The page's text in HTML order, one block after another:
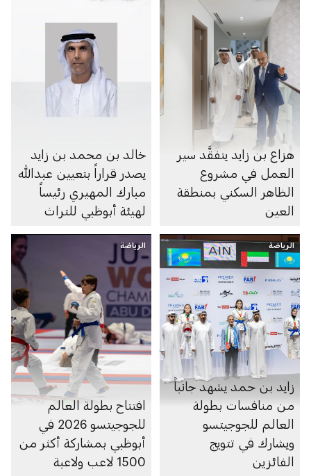
هزاع بن زايد يتفقَّد سير
العمل في مشروع
الظاهر السكني بمنطقة
العين
خالد بن محمد بن زايد
يصدر قراراً بتعيين عبدالله
مبارك المهيري رئيساً
لهيئة أبوظبي للتراث
الرياضة
زايد بن حمد يشهد جانباً
من منافسات بطولة
العالم للجوجيتسو
ويشارك في تتويج
الفائزين
الرياضة
افتتاح بطولة العالم
للجوجيتسو 2026 في
أبوظبي بمشاركة أكثر من
1500 لاعب ولاعبة